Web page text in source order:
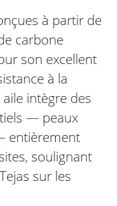
à partir de
carbone
son excellent
à la
intègre des
— peaux
entièrement
soulignant
sur les